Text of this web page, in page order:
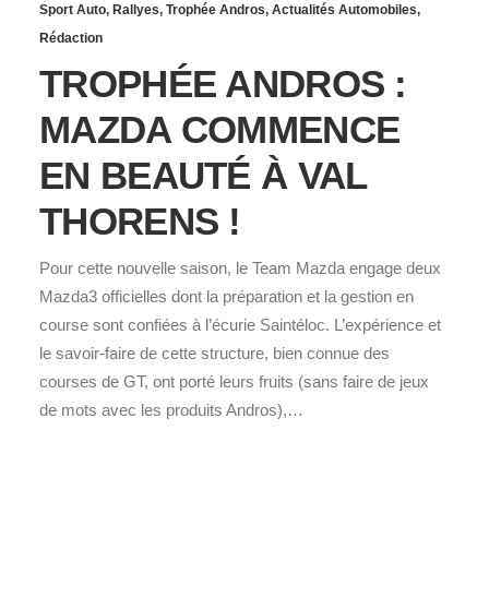
Sport Auto, Rallyes, Trophée Andros, Actualités Automobiles,
Rédaction
TROPHÉE ANDROS :
MAZDA COMMENCE
EN BEAUTÉ À VAL
THORENS !
Pour cette nouvelle saison, le Team Mazda engage deux
Mazda3 officielles dont la préparation et la gestion en
course sont confiées à l’écurie Saintéloc. L’expérience et
le savoir-faire de cette structure, bien connue des
courses de GT, ont porté leurs fruits (sans faire de jeux
de mots avec les produits Andros),…